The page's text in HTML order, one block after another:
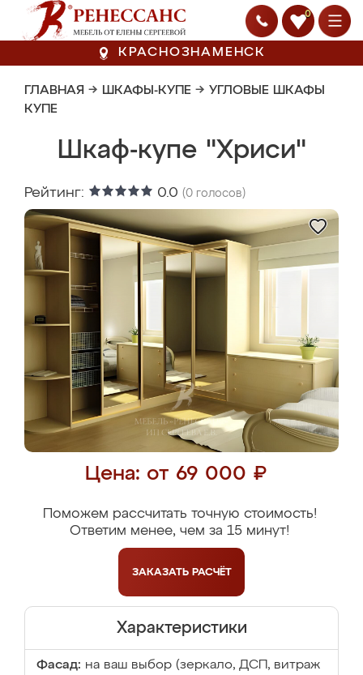
0
КРАСНОЗНАМЕНСК
ГЛАВНАЯ → ШКАФЫ-КУПЕ → УГЛОВЫЕ ШКАФЫ
КУПЕ
Шкаф-купе "Хриси"
Рейтинг: 0.0 (0 голосов)
Цена: от 69 000 ₽
Поможем рассчитать точную стоимость!
Ответим менее, чем за 15 минут!
ЗАКАЗАТЬ РАСЧЁТ
Характеристики
Фасад: на ваш выбор (зеркало, ДСП, витраж